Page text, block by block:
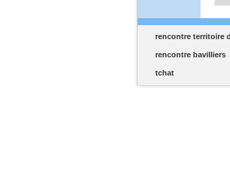
rencontre territoire
rencontre bavilliers
tchat